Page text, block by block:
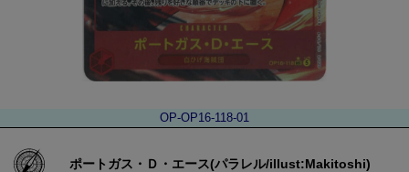
OP-OP16-118-01
ポートガス・Ｄ・エース(パラレル/illust:Makitoshi)